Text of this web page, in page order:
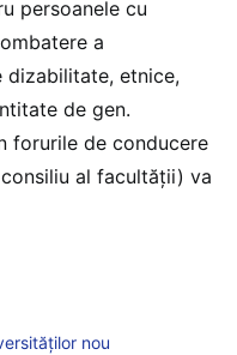
persoanele cu
a
dizabilitate, etnice,
de gen.
forurile de conducere
al facultății) va
nou